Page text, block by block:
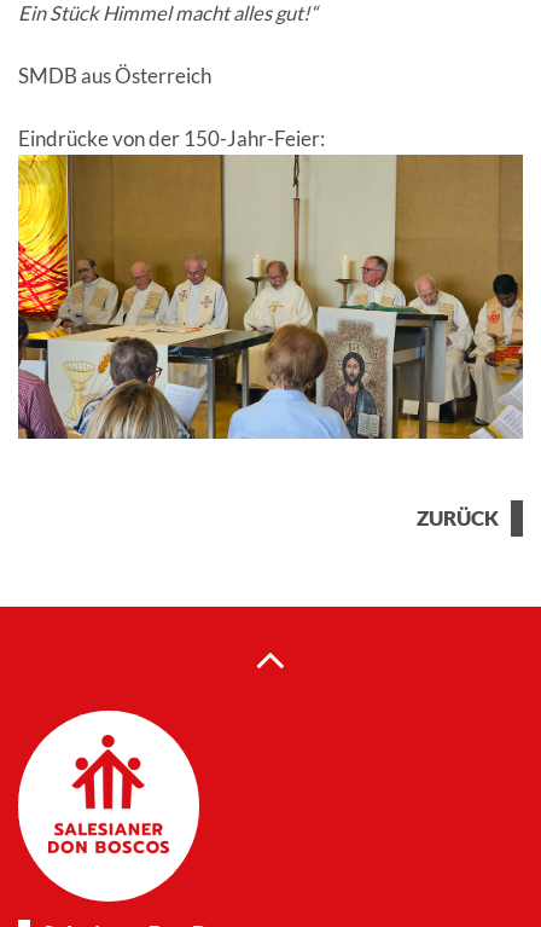
Ein Stück Himmel macht alles gut!“
SMDB aus Österreich
Eindrücke von der 150-Jahr-Feier:
ZURÜCK